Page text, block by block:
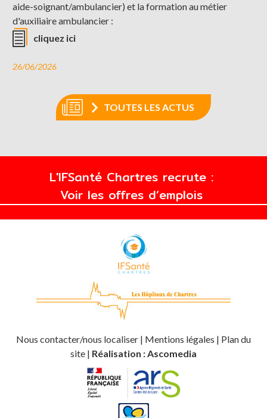
aide-soignant/ambulancier) et la formation au métier
d'auxiliaire ambulancier :
cliquez ici
26/06/2026
TOUTES LES ACTUS
L'IFSanté Chartres recrute :
Voir les offres d’emplois
Nous contacter/nous localiser | Mentions légales | Plan du
site | Réalisation :Ascomedia